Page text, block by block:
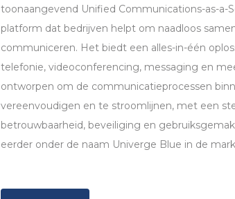
toonaangevend Unified Communications-as-a-
platform dat bedrijven helpt om naadloos
communiceren. Het biedt een alles-in-één
telefonie, videoconferencing, messaging en
ontworpen om de communicatieprocessen
vereenvoudigen en te stroomlijnen, met een
betrouwbaarheid, beveiliging en
eerder onder de naam Univerge Blue in de